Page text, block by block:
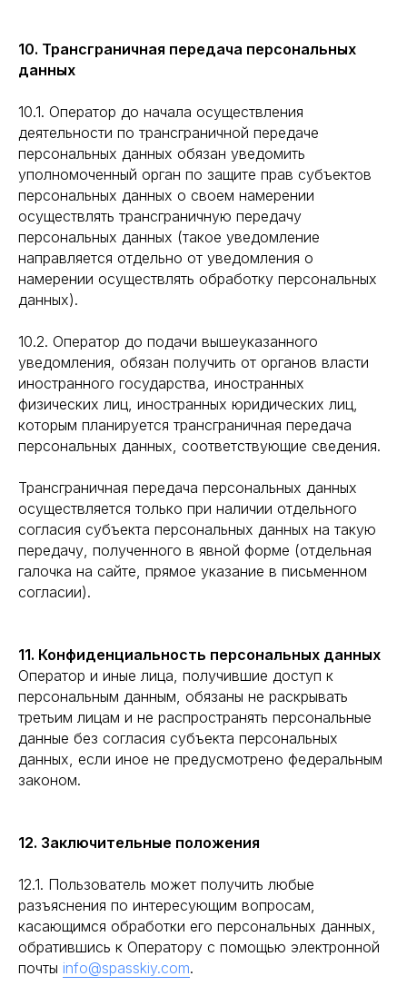
10. Трансграничная передача персональных
данных
10.1. Оператор до начала осуществления
деятельности по трансграничной передаче
персональных данных обязан уведомить
уполномоченный орган по защите прав субъектов
персональных данных о своем намерении
осуществлять трансграничную передачу
персональных данных (такое уведомление
направляется отдельно от уведомления о
намерении осуществлять обработку персональных
данных).
10.2. Оператор до подачи вышеуказанного
уведомления, обязан получить от органов власти
иностранного государства, иностранных
физических лиц, иностранных юридических лиц,
которым планируется трансграничная передача
персональных данных, соответствующие сведения.
Трансграничная передача персональных данных
осуществляется только при наличии отдельного
согласия субъекта персональных данных на такую
передачу, полученного в явной форме (отдельная
галочка на сайте, прямое указание в письменном
согласии).
11. Конфиденциальность персональных данных
Оператор и иные лица, получившие доступ к
персональным данным, обязаны не раскрывать
третьим лицам и не распространять персональные
данные без согласия субъекта персональных
данных, если иное не предусмотрено федеральным
законом.
12. Заключительные положения
12.1. Пользователь может получить любые
разъяснения по интересующим вопросам,
касающимся обработки его персональных данных,
обратившись к Оператору с помощью электронной
почты info@spasskiy.com.